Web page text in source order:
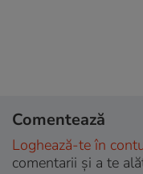
Comentează
Loghează-te în
comentarii și a te